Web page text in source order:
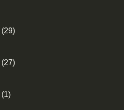
(29)
(27)
(1)